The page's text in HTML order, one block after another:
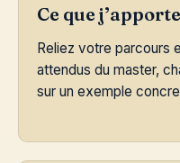
Ce que j’apporte
Reliez votre parcours
attendus du master,
sur un exemple